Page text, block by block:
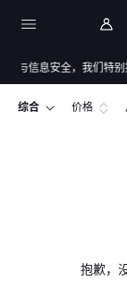
与信息安全，我们特别
综合 价格
抱歉，